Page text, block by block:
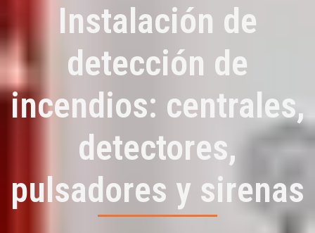
Instalación de
detección de
incendios: centrales,
detectores,
pulsadores y sirenas